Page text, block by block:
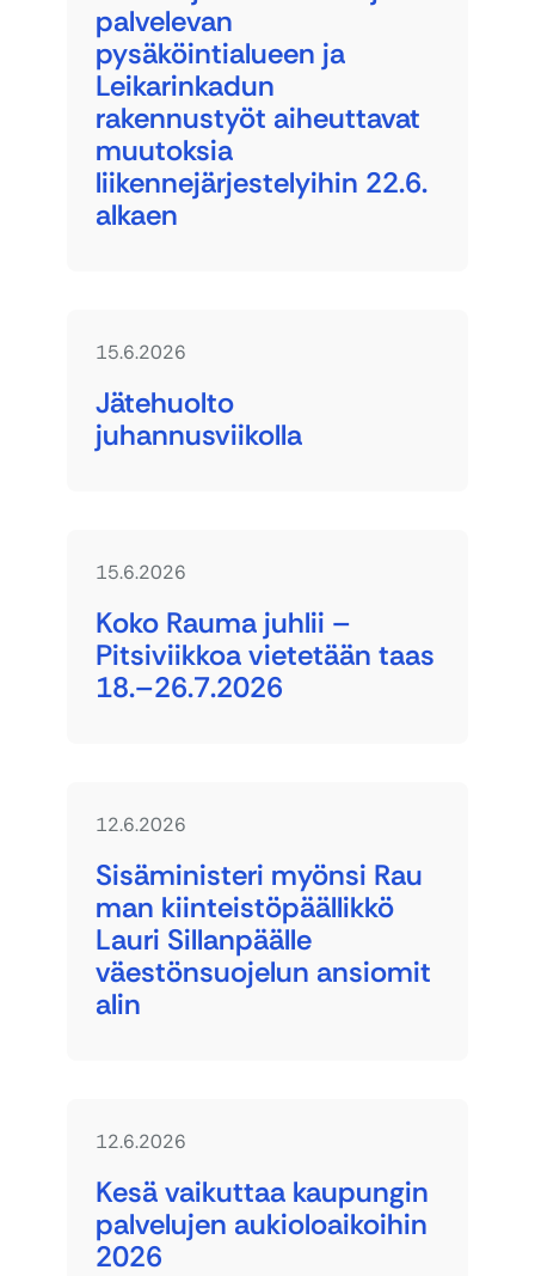
palvelevan
pysäköintialueen ja
Leikarinkadun
rakennustyöt aiheuttavat
muutoksia
liikennejärjestelyihin 22.6.
alkaen
Jätehuolto
juhannusviikolla
15.6.2026
Koko Rauma juhlii –
Pitsiviikkoa vietetään taas
18.–26.7.2026
15.6.2026
Sisäministeri myönsi Rau
man kiinteistöpäällikkö
Lauri Sillanpäälle
väestönsuojelun ansiomit
alin
12.6.2026
Kesä vaikuttaa kaupungin
palvelujen aukioloaikoihin
2026
12.6.2026